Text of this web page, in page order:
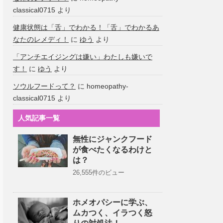
classical0715 より
健康状態は「舌」でわかる！「舌」でわかるあ
なたのレメディ！
に ゆう より
「アンチエイジングは嫌い」わたしも嫌いで
す！
に ゆう より
ソウルフードって？ に homeopathy-
classical0715 より
人気記事一覧
無性にジャンクフード
が食べたくなるわけと
は？
26,555件のビュー
ホメオパシーに学ぶ、
ムカつく、イラつく怒